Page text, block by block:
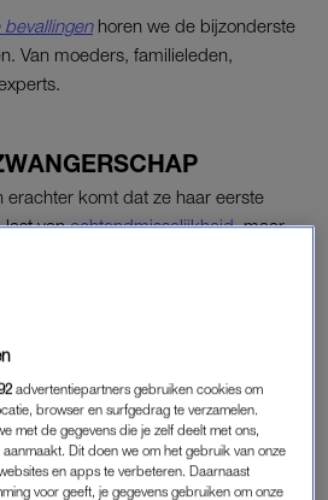
horen we de bijzonderste
Van moeders, familieleden,
erachter komt dat ze haar eerste
last vanochtendmisselijkheid, maar
goed en kwam ik de dagen prima
in en in no time had ik volledige
geen hele zware weeën, al deed
eenmaal niet enorm leuk, maar
advertentiepartners gebruiken cookies om
browser en surfgedrag te verzamelen.
met de gegevens die je zelf deelt met ons,
Dit doen we om het gebruik van onze
en apps te verbeteren. Daarnaast
voor geeft, je gegevens gebruiken om onze